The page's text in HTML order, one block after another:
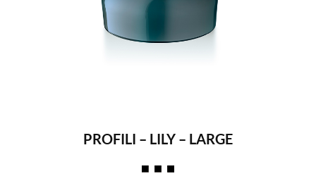
PROFILI – LILY – LARGE